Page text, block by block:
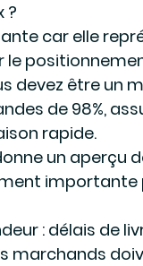
?
car elle
devez être un
de 98%,
rapide.
un
: délais de
marchands